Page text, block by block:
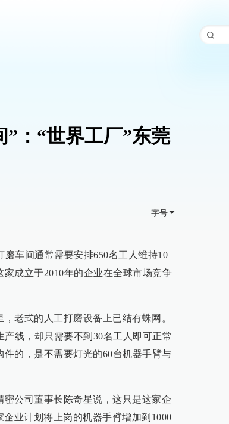
：“世界工厂”东莞
字号
车间通常需要安排650名工人维持10
成立于2010年的企业在全球市场竞争
老式的人工打磨设备上已结有蛛网。
线，却只需要不到30名工人即可正常
的，是不需要灯光的60台机器手臂与
公司董事长陈奇星说，这只是这家企
业计划将上岗的机器手臂增加到1000